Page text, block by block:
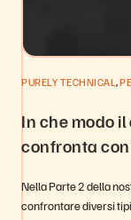
PURELY TECHNICAL,
In che modo
confronta con
Nella Parte 2 della
confrontare diversi tipi